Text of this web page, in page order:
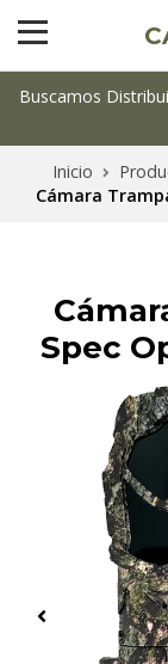
Buscamos
Inicio
Cámara
Spec